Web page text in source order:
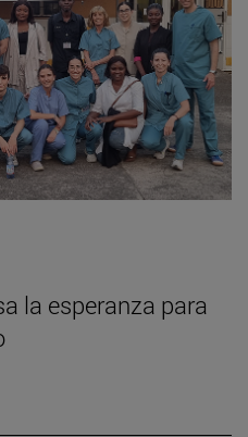
la esperanza para